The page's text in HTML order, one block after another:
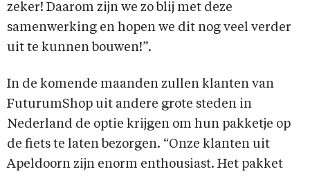
zeker! Daarom zijn we zo blij met deze
samenwerking en hopen we dit nog veel verder
uit te kunnen bouwen!”.
In de komende maanden zullen klanten van
FuturumShop uit andere grote steden in
Nederland de optie krijgen om hun pakketje op
de fiets te laten bezorgen. “Onze klanten uit
Apeldoorn zijn enorm enthousiast. Het pakket